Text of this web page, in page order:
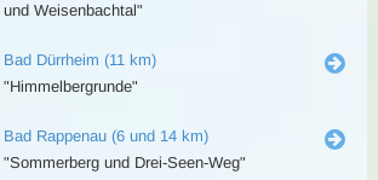
und Weisenbachtal"
Bad Dürrheim (11 km)
"Himmelbergrunde"
Bad Rappenau (6 und 14 km)
"Sommerberg und Drei-Seen-Weg"